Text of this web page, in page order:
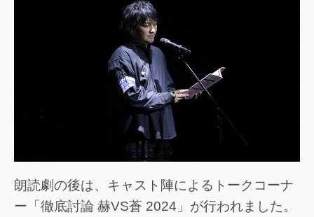
朗読劇の後は、キャスト陣によるトークコーナ
ー「徹底討論 赫VS蒼 2024」が行われました。